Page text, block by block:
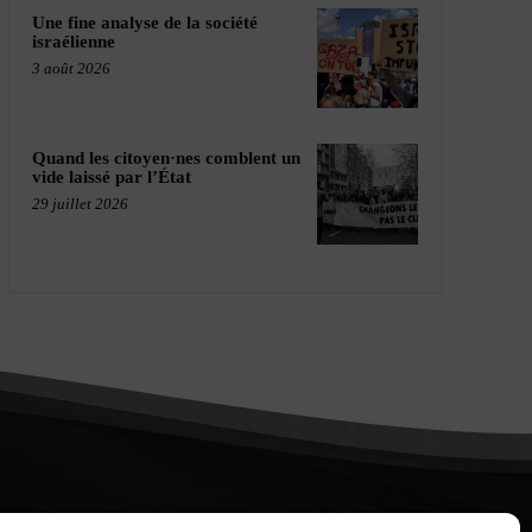
Une fine analyse de la société
israélienne
3 août 2026
Quand les citoyen·nes comblent un
vide laissé par l’État
29 juillet 2026